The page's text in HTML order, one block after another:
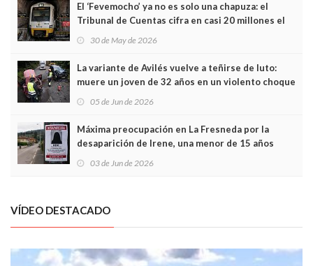
El ‘Fevemocho’ ya no es solo una chapuza: el
Tribunal de Cuentas cifra en casi 20 millones el
sobrecoste de los trenes que no cabían por los
30 de May de 2026
La variante de Avilés vuelve a teñirse de luto:
muere un joven de 32 años en un violento choque
frontal
05 de Jun de 2026
Máxima preocupación en La Fresneda por la
desaparición de Irene, una menor de 15 años
03 de Jun de 2026
VÍDEO DESTACADO